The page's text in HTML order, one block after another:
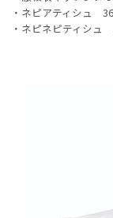
ネピアティシュ
ネピネピティシュ